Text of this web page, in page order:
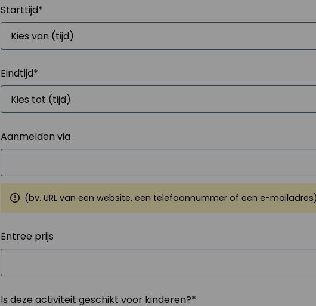
Starttijd*
Eindtijd*
Aanmelden via
(bv. URL van een website, een telefoonnummer of een e-
Entree prijs
Is deze activiteit geschikt voor kinderen?*